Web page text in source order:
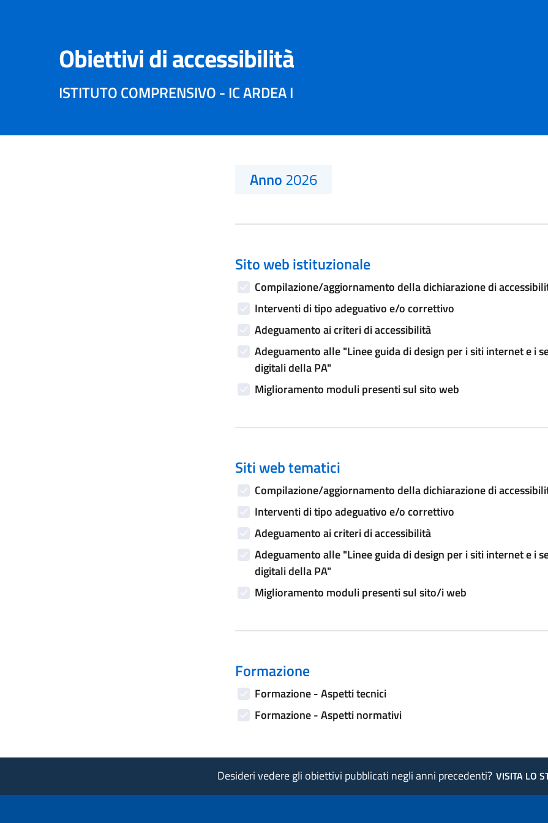
Obiettivi di accessibilità
ISTITUTO COMPRENSIVO - IC ARDEA I
Anno2026
Sito web istituzionale
Compilazione/aggiornamento della dichiarazione di
Interventi di tipo adeguativo e/o correttivo
Adeguamento ai criteri di accessibilità
Adeguamento alle "Linee guida di design per i siti internet e i
digitali della PA"
Miglioramento moduli presenti sul sito web
Siti web tematici
Compilazione/aggiornamento della dichiarazione di
Interventi di tipo adeguativo e/o correttivo
Adeguamento ai criteri di accessibilità
Adeguamento alle "Linee guida di design per i siti internet e i
digitali della PA"
Miglioramento moduli presenti sul sito/i web
Formazione
Formazione - Aspetti tecnici
Formazione - Aspetti normativi
Desideri vedere gli obiettivi pubblicati negli anni precedenti? VISITA LO